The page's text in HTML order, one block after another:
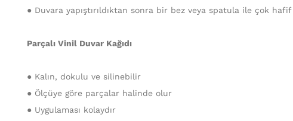
● Duvara yapıştırıldıktan sonra bir bez veya spatula ile çok hafif
Parçalı Vinil Duvar Kağıdı
● Kalın, dokulu ve silinebilir
● Ölçüye göre parçalar halinde olur
● Uygulaması kolaydır